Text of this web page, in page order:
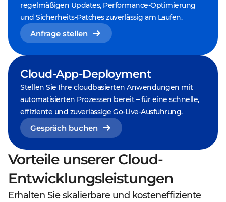
regelmäßigen Updates, Performance-Optimierung
und Sicherheits-Patches zuverlässig am Laufen.
Anfrage stellen
Cloud-App-Deployment
Stellen Sie Ihre cloudbasierten Anwendungen mit
automatisierten Prozessen bereit – für eine schnelle,
effiziente und zuverlässige Go-Live-Ausführung.
Gespräch buchen
Vorteile unserer Cloud-
Entwicklungsleistungen
Erhalten Sie skalierbare und kosteneffiziente